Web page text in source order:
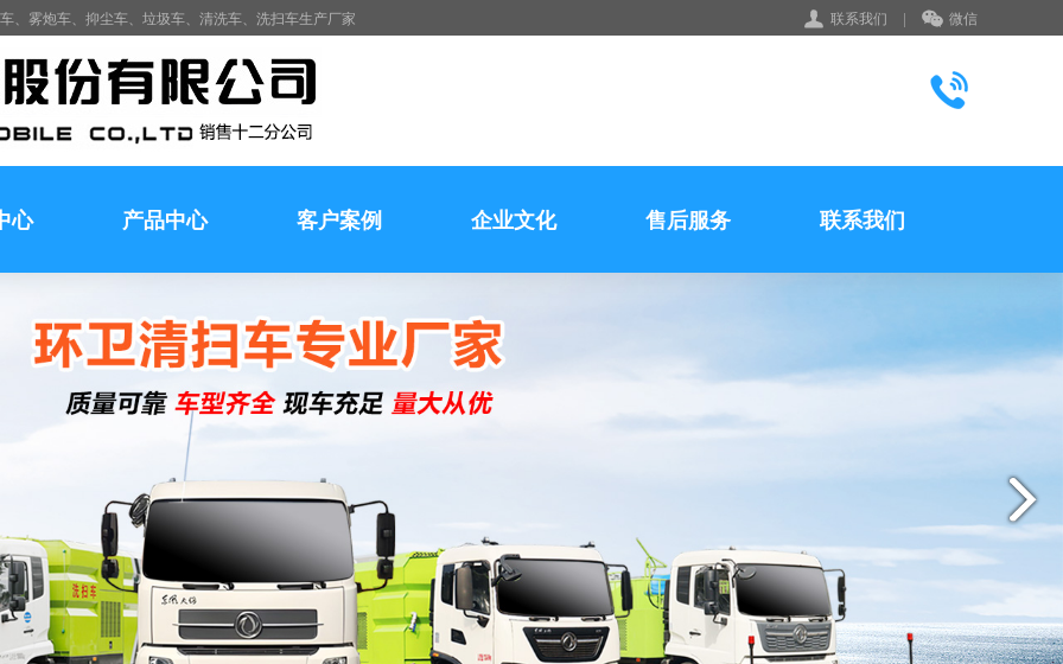
联系我们 | 微信
、雾炮车、抑尘车、垃圾车、清洗车、洗扫车生产厂家
心 产品中心 客户案例 企业文化 售后服务 联系我们